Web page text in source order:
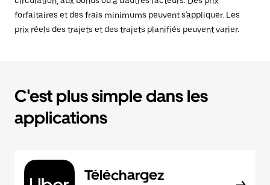
forfaitaires et des frais minimums peuvent s'appliquer. Les
prix réels des trajets et des trajets planifiés peuvent varier.
C'est plus simple dans les
applications
Téléchargez